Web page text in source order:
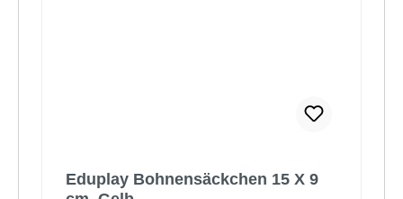
Eduplay Bohnensäckchen 15 X 9